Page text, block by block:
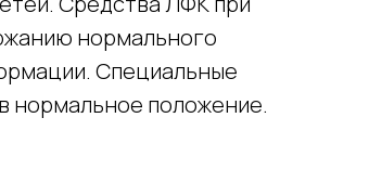
нормального
Специальные
нормальное положение.